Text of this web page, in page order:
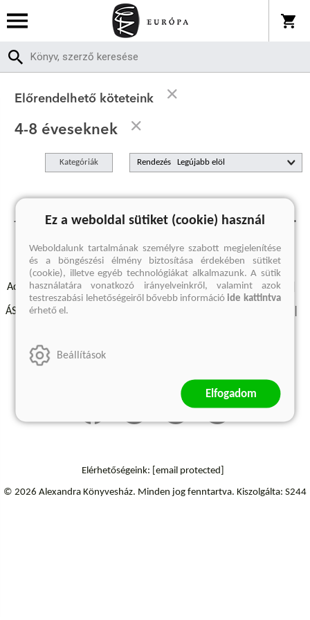
Előrendelhető köteteink
4-8 éveseknek
Kategóriák Rendezés
Jelenleg nincs előrendelhető termékünk.
Adatvédelmi szabályzatok Elállási felmondási nyilatkozat
ÁSZF - Vásárlási feltételek
Szállítási információk
Elérhetőségeink: [email protected]
© 2026 Alexandra Könyvesház. Minden jog fenntartva. Kiszolgálta: S244
Ez a weboldal sütiket (cookie) használ
Weboldalunk tartalmának személyre szabott megjelenítése
és a böngészési élmény biztosítása érdekében sütiket
(cookie), illetve egyéb technológiákat alkalmazunk. A sütik
használatára vonatkozó irányelveinkről, valamint azok
testreszabási lehetőségeiről bővebb információide kattintva
érhető el.
Beállítások
Elfogadom